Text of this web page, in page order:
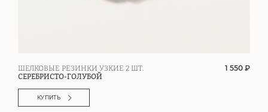
ШЕЛКОВЫЕ РЕЗИНКИ УЗКИЕ 2 ШТ.
СЕРЕБРИСТО-ГОЛУБОЙ
1 550 ₽
КУПИТЬ